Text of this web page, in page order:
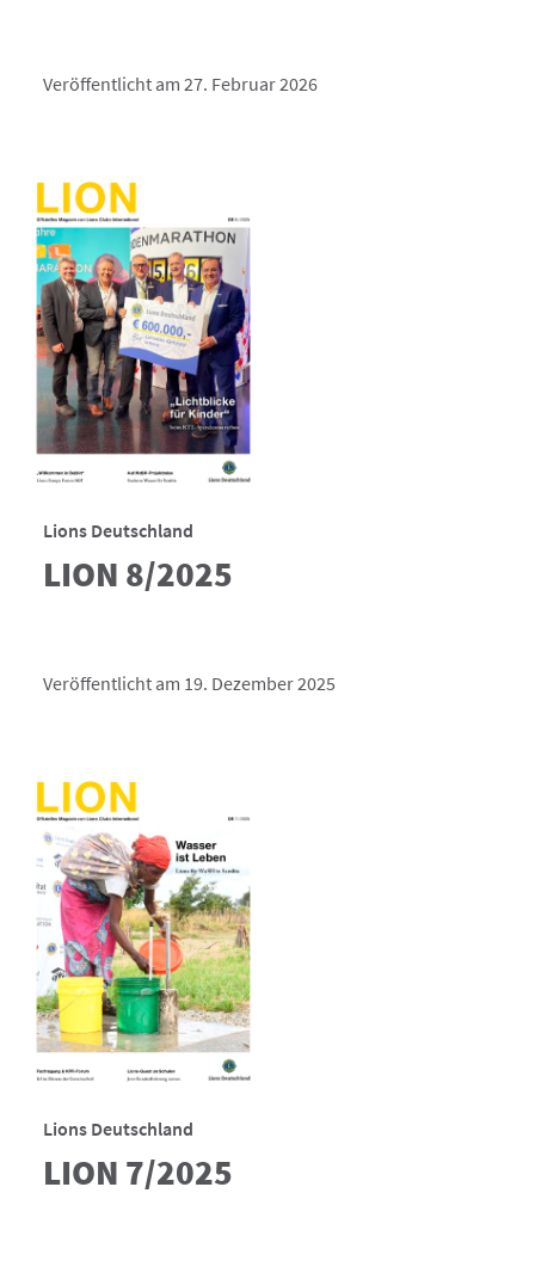
Veröffentlicht am 27. Februar 2026
Lions Deutschland
LION 8/2025
Veröffentlicht am 19. Dezember 2025
Lions Deutschland
LION 7/2025